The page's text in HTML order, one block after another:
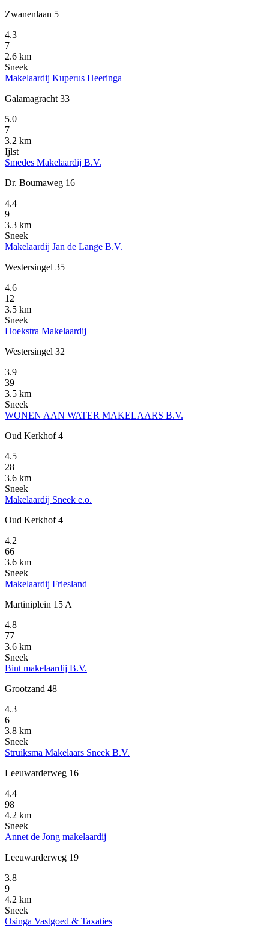
Zwanenlaan 5
4.3
7
2.6 km
Sneek
Makelaardij Kuperus Heeringa
Galamagracht 33
5.0
7
3.2 km
Ijlst
Smedes Makelaardij B.V.
Dr. Boumaweg 16
4.4
9
3.3 km
Sneek
Makelaardij Jan de Lange B.V.
Westersingel 35
4.6
12
3.5 km
Sneek
Hoekstra Makelaardij
Westersingel 32
3.9
39
3.5 km
Sneek
WONEN AAN WATER MAKELAARS B.V.
Oud Kerkhof 4
4.5
28
3.6 km
Sneek
Makelaardij Sneek e.o.
Oud Kerkhof 4
4.2
66
3.6 km
Sneek
Makelaardij Friesland
Martiniplein 15 A
4.8
77
3.6 km
Sneek
Bint makelaardij B.V.
Grootzand 48
4.3
6
3.8 km
Sneek
Struiksma Makelaars Sneek B.V.
Leeuwarderweg 16
4.4
98
4.2 km
Sneek
Annet de Jong makelaardij
Leeuwarderweg 19
3.8
9
4.2 km
Sneek
Osinga Vastgoed & Taxaties